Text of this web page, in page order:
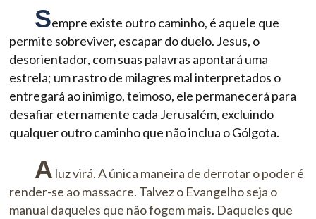
Sempre existe outro caminho, é aquele que
permite sobreviver, escapar do duelo. Jesus, o
desorientador, com suas palavras apontará uma
estrela; um rastro de milagres mal interpretados o
entregará ao inimigo, teimoso, ele permanecerá para
desafiar eternamente cada Jerusalém, excluindo
qualquer outro caminho que não inclua o Gólgota.
A luz virá. A única maneira de derrotar o poder é
render-se ao massacre. Talvez o Evangelho seja o
manual daqueles que não fogem mais. Daqueles que